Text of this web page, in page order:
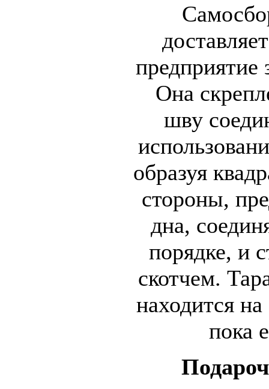
предприятие
Она
шву
образуя
стороны,
дна,
порядке, и
скотчем.
находится
пока